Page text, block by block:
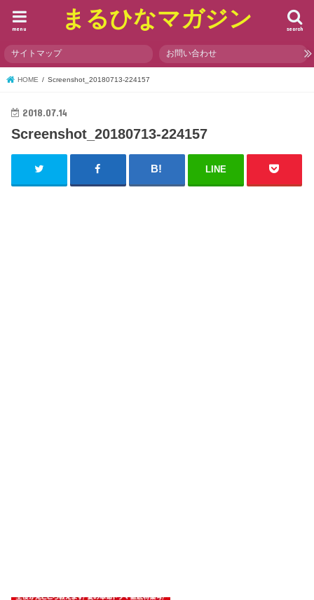
まるひなマガジン search
menu
サイトマップ お問い合わせ
HOME Screenshot_20180713-224157
2018.07.14
Screenshot_20180713-224157
LINE